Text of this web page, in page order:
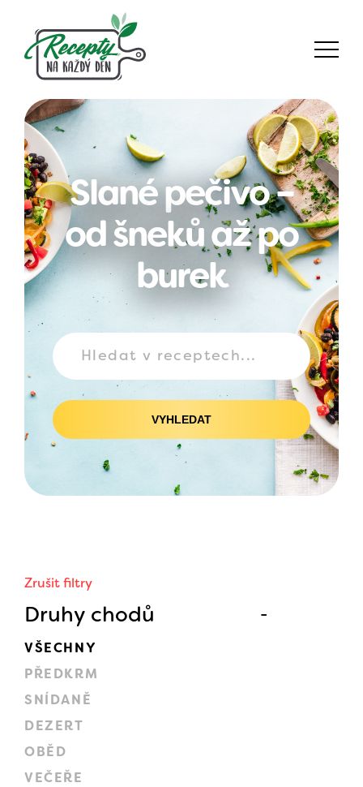
Slané pečivo –
od šneků až po
burek
VYHLEDAT
Zrušit filtry
Druhy chodů
VŠECHNY
PŘEDKRM
SNÍDANĚ
DEZERT
OBĚD
VEČEŘE